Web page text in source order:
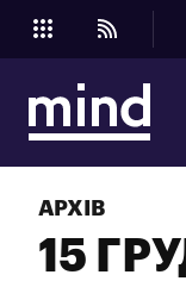
АРХІВ
15